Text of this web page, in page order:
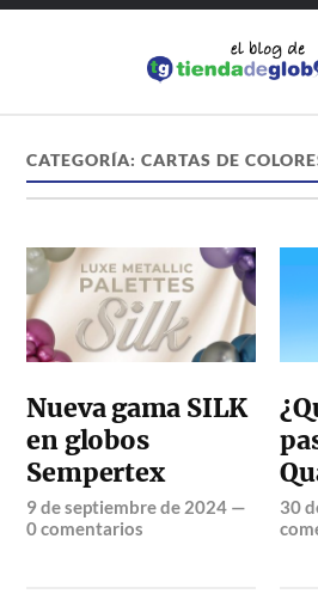
CATEGORÍA:CARTAS DE
Nueva gama SILK
en globos
Sempertex
9 de septiembre de 2024 —
0 comentarios
30